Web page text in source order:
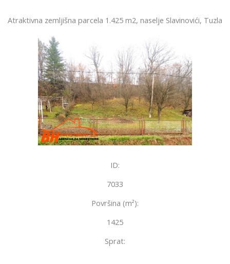
Atraktivna zemljišna parcela 1.425 m2, naselje Slavinovići, Tuzla
ID:
7033
Površina (m²):
1425
Sprat: